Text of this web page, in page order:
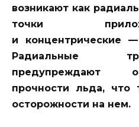
возникают как
точки
и концентрические
Радиальные
предупреждают
прочности льда, что
осторожности на нем.